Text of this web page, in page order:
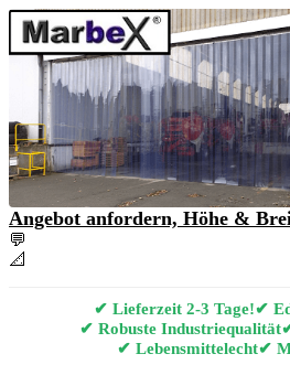
Angebot anfordern, Höhe &
💬
📐
✔ Lieferzeit 2-3 Tage!✔
✔ Robuste Industriequalität
✔ Lebensmittelecht✔